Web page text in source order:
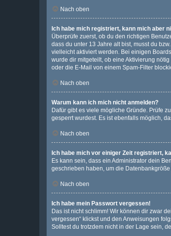
Nach oben
Ich habe mich registriert, kann mich aber
Überprüfe zuerst, ob du den richtigen
dass du unter 13 Jahre alt bist, musst du
vielleicht aktiviert werden. Bei einigen
wurde dir mitgeteilt, ob eine Aktivierung
oder die E-Mail von einem Spam-Filter
Nach oben
Warum kann ich mich nicht anmelden?
Dafür gibt es viele mögliche Gründe. Prüfe
gesperrt wurdest. Es ist ebenfalls möglich,
Nach oben
Ich habe mich vor einiger Zeit registriert,
Es kann sein, dass ein Administrator dein
geschrieben haben, um die
Nach oben
Ich habe mein Passwort vergessen!
Das ist nicht schlimm! Wir können dir zwar
vergessen“ klickst und den Anweisungen
Solltest du trotzdem nicht in der Lage sein,